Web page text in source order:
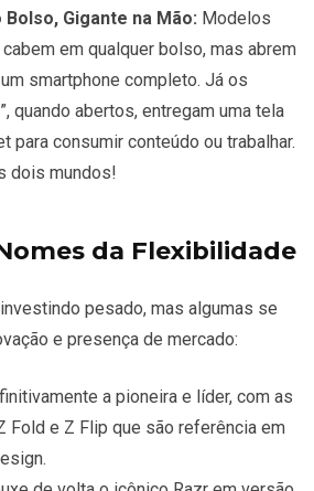
Gigante na Mão: Modelos
em qualquer bolso, mas abrem
smartphone completo. Já os
quando abertos, entregam uma tela
para consumir conteúdo ou trabalhar.
dois mundos!
da Flexibilidade
pesado, mas algumas se
e presença de mercado:
a pioneira e líder, com as
Fold e Z Flip que são referência em